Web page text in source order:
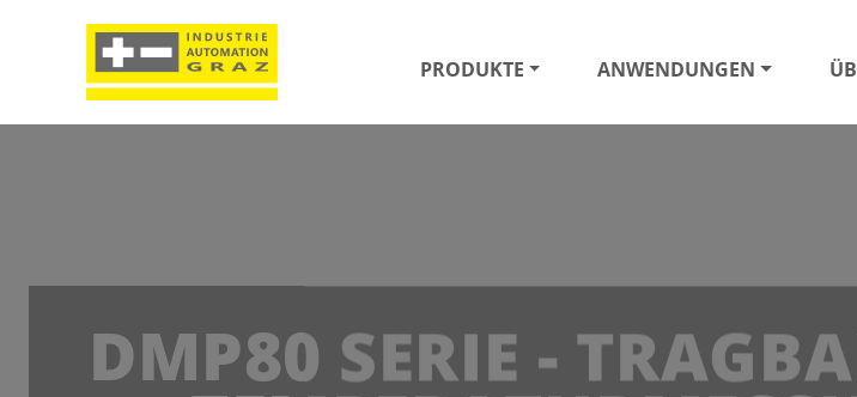
PRODUKTE ANWENDUNGEN
DMP80 SERIE -